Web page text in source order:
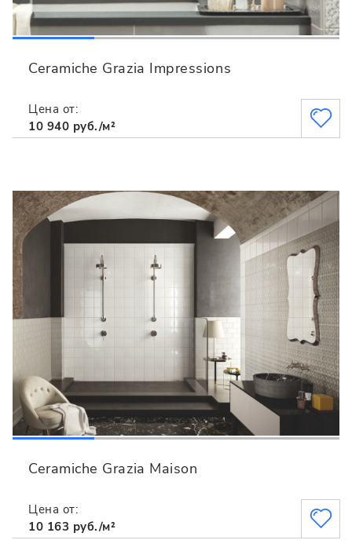
Ceramiche Grazia Impressions
Цена от:
10 940 руб./м²
Ceramiche Grazia Maison
Цена от:
10 163 руб./м²